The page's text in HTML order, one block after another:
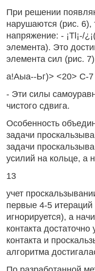
При решении
нарушаются (рис. 6),
напряжение: - ¡Tl¡-/
элемента). Это
элемента сил (рис.
а!Аыа--Ьг)> <20> С-
- Эти силы
чистого сдвига.
Особенность
задачи
задачи
усилий на кольце, а
13
учет
первые 4-5 итераций
игнорируется), а
контакта
контакта и
алгоритма